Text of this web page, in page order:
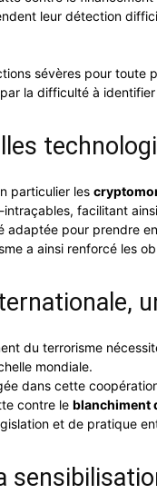
leur détection
sévères pour toute
la difficulté à
particulier les
facilitant
adaptée pour prendre
a ainsi renforcé les
du terrorisme
mondiale.
dans cette
contre le blanchiment
et de pratique